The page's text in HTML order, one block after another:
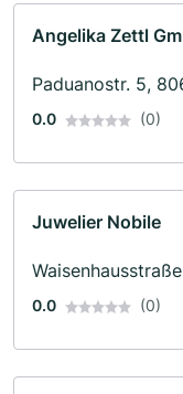
Angelika Zettl
Paduanostr. 5,
0.0 (0)
Juwelier Nobile
0.0 (0)